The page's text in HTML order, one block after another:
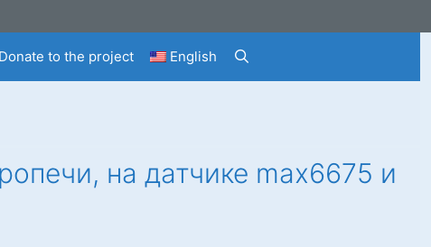
Donate to the project English
на датчике max6675 и